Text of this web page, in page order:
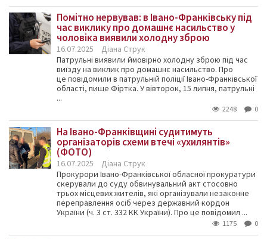
Помітно нервував: в Івано-Франківську під
час виклику про домашнє насильство у
чоловіка виявили холодну зброю
16.07.2025
Діана Струк
Патрульні виявили ймовірно холодну зброю під час
виїзду на виклик про домашнє насильство. Про
це повідомили в патрульній поліції Івано-Франківської
області, пише Фіртка. У вівторок, 15 липня, патрульні
...
2248 0
На Івано-Франківщині судитимуть
організаторів схеми втечі «ухилянтів»
(ФОТО)
16.07.2025
Діана Струк
Прокурори Івано-Франківської обласної прокуратури
скерували до суду обвинувальний акт стосовно
трьох місцевих жителів, які організували незаконне
переправлення осіб через державний кордон
України (ч. 3 ст. 332 КК України). Про це повідомил ...
1175 0